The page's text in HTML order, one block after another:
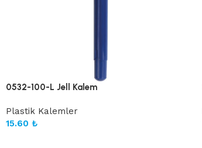
0532-100-L Jell Kalem
Plastik Kalemler
15.60 ₺